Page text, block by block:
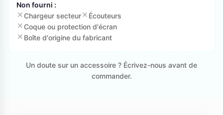
Non fourni :
Chargeur secteur
Écouteurs
Coque ou protection d'écran
Boîte d'origine du fabricant
Un doute sur un accessoire ? Écrivez-nous avant de
commander.